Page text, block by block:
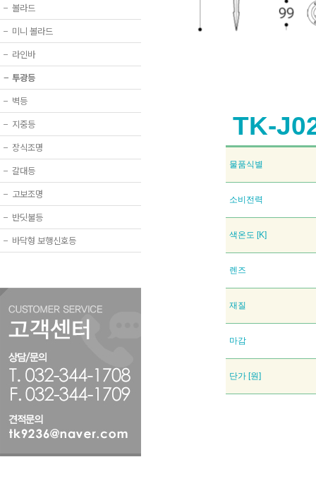
− 볼라드
− 미니 볼라드
− 라인바
− 투광등
− 벽등
− 지중등
− 장식조명
− 갈대등
− 고보조명
− 반딧불등
− 바닥형 보행신호등
TK-
물품식별
소비전력
색온도 [K]
렌즈
재질
마감
단가 [원]